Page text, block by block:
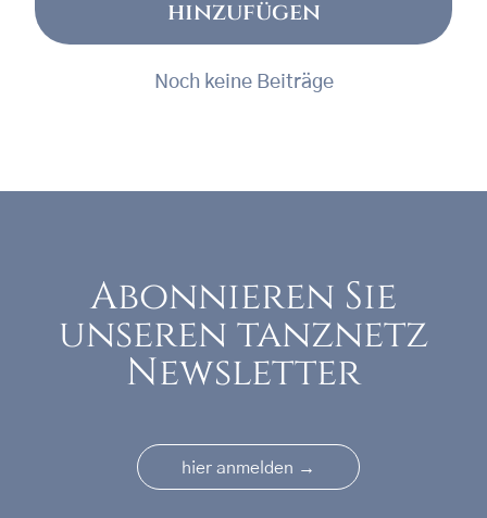
hinzufügen
Noch keine Beiträge
Abonnieren Sie
unseren tanznetz
Newsletter
hier anmelden →